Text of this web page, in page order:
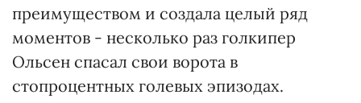
преимуществом и создала целый ряд
моментов - несколько раз голкипер
Ольсен спасал свои ворота в
стопроцентных голевых эпизодах.